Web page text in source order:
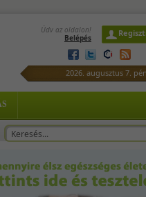
Üdv az oldalon!
Belépés
2026. augusztus 7.